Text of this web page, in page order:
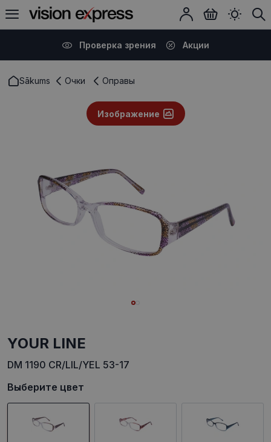
Проверка зрения Акции
Sākums Очки Оправы
Изображение
YOUR LINE
DM 1190 CR/LIL/YEL 53-17
Выберите цвет